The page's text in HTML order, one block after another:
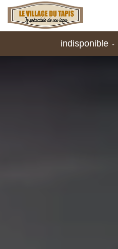
indisponible -